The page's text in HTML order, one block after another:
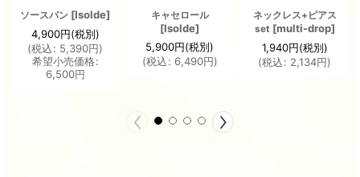
ソースパン [Isolde]
4,900円(税別)
(税込: 5,390円)
希望小売価格:
6,500円
キャセロール
[Isolde]
5,900円(税別)
(税込: 6,490円)
ネックレス+ピアス
set [multi-drop]
1,940円(税別)
(税込: 2,134円)